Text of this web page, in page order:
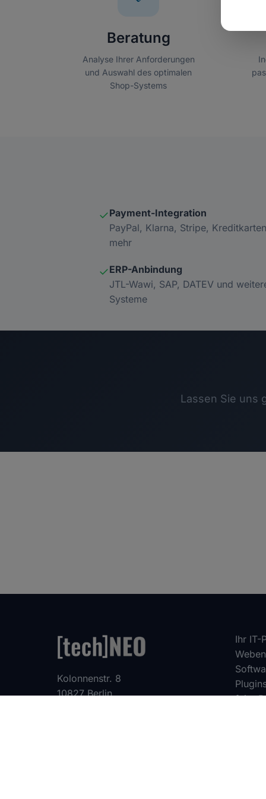
Beratung
Analyse Ihrer Anforderungen
und Auswahl des optimalen
Shop-Systems
✓Payment-Integration
PayPal, Klarna, Stripe,
mehr
✓ERP-Anbindung
JTL-Wawi, SAP, DATEV und
Systeme
Lassen Sie uns
Kolonnenstr. 8
10827 Berlin
Ihr IT-
faire